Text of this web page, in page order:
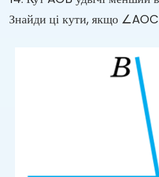
Знайди ці кути, якщо